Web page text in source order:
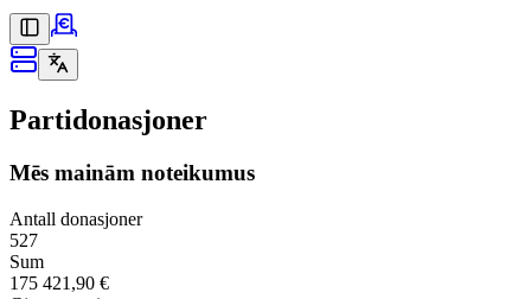
Partidonasjoner
Mēs mainām noteikumus
Antall donasjoner
527
Sum
175 421,90 €